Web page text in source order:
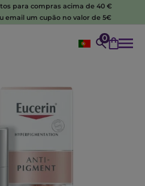
para compras acima de 40 €
email um cupão no valor de 5€
0